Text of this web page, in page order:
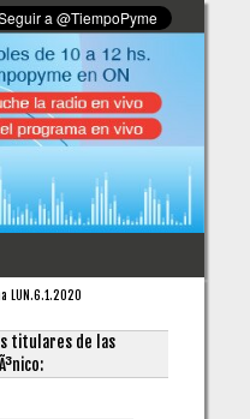
LUN.6.1.2020
titulares de las